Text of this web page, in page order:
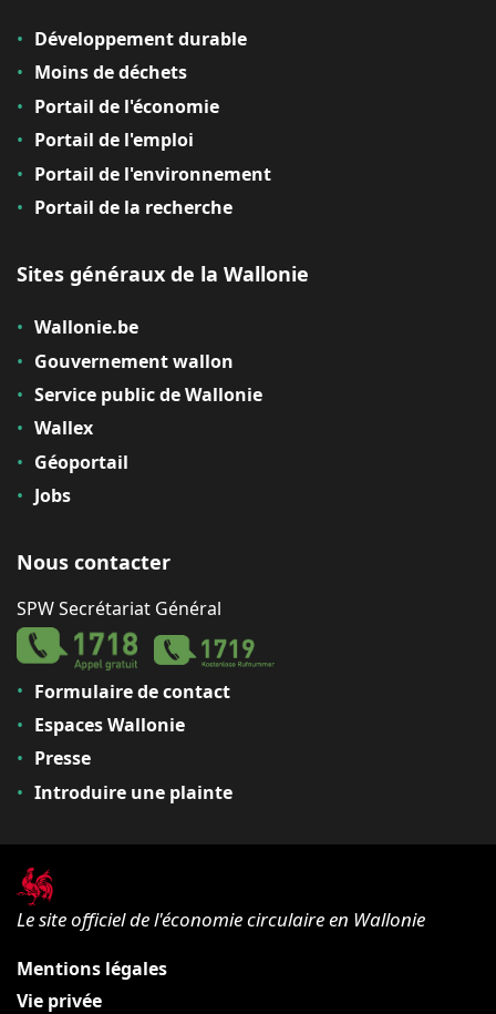
Développement durable
Moins de déchets
Portail de l'économie
Portail de l'emploi
Portail de l'environnement
Portail de la recherche
Sites généraux de la Wallonie
Wallonie.be
Gouvernement wallon
Service public de Wallonie
Wallex
Géoportail
Jobs
Nous contacter
SPW Secrétariat Général
Formulaire de contact
Espaces Wallonie
Presse
Introduire une plainte
Le site officiel de l'économie circulaire en Wallonie
Mentions légales
Vie privée